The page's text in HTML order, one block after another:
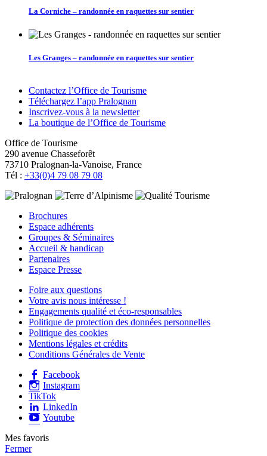
La Corniche – randonnée en raquettes sur sentier
Les Granges – randonnée en raquettes sur sentier
Contactez l’Office de Tourisme
Téléchargez l’app Pralognan
Inscrivez-vous à la newsletter
La boutique de l’Office de Tourisme
Office de Tourisme
290 avenue Chasseforêt
73710 Pralognan-la-Vanoise, France
Tél : +33(0)4 79 08 79 08
Brochures
Espace adhérents
Groupes & Séminaires
Accueil & handicap
Partenaires
Espace Presse
Foire aux questions
Votre avis nous intéresse !
Engagements qualité et éco-responsables
Politique de protection des données personnelles
Politique des cookies
Mentions légales et crédits
Conditions Générales de Vente
Facebook
Instagram
TikTok
LinkedIn
Youtube
Mes favoris
Fermer